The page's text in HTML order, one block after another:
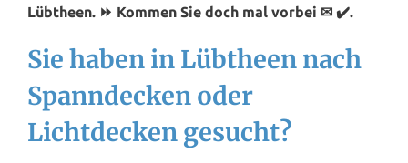
Lübtheen. ⏩ Kommen Sie doch mal vorbei ✉ ✔️.
Sie haben in Lübtheen nach
Spanndecken oder
Lichtdecken gesucht?